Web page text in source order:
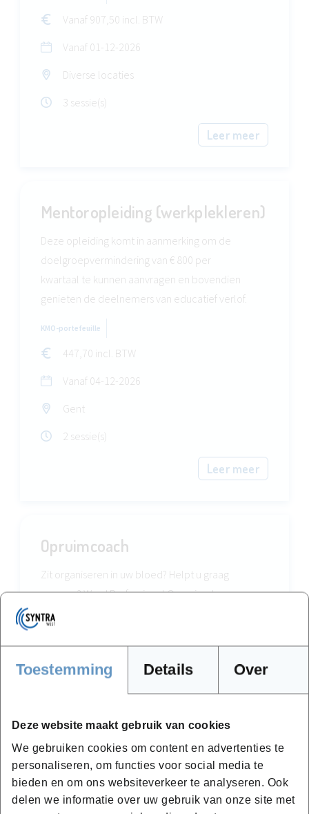
Toestemming Details Over
Deze website maakt gebruik van cookies
We gebruiken cookies om content en advertenties te
personaliseren, om functies voor social media te
bieden en om ons websiteverkeer te analyseren. Ook
delen we informatie over uw gebruik van onze site met
Vanaf 907,50 incl. BTW
Vanaf 01-12-2026
Diverse locaties
3 sessie(s)
Leer meer
Mentoropleiding (werkplekleren)
Deze opleiding komt in aanmerking om de
doelgroepvermindering van € 800 per
kwartaal te kunnen aanvragen en bovendien
genieten de deelnemers van educatief verlof.
KMO-portefeuille
447,70 incl. BTW
Vanaf 04-12-2026
Gent
2 sessie(s)
Leer meer
Opruimcoach
Zit organiseren in uw bloed? Helpt u graag
mensen? Word Professional Organizer!
Vanaf22-01-2027
Brugge
Leer meer